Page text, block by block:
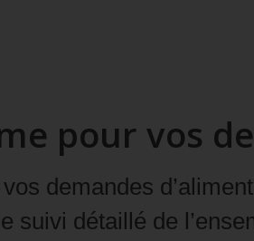
pour vos
demandes
détaillé de